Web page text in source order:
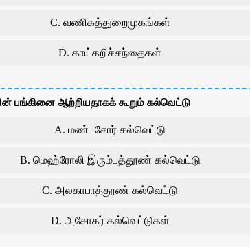
C. வணிகத்துறைமுகங்கள்
D. காய்கறிச்சந்தைகள்
பங்கினை ஆற்றியதாகக் கூறும் கல்வெட்டு
A. மண்டசோர் கல்வெட்டு
B. மெஹ்ரோலி இரும்புத்தூண் கல்வெட்டு
C. அலகாபாத்தூண் கல்வெட்டு
D. அசோகர் கல்வெட்டுகள்